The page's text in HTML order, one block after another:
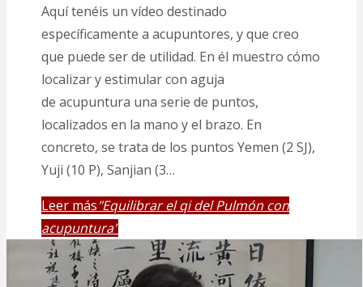
Aquí tenéis un vídeo destinado
específicamente a acupuntores, y que creo
que puede ser de utilidad. En él muestro cómo
localizar y estimular con aguja
de acupuntura una serie de puntos,
localizados en la mano y el brazo. En
concreto, se trata de los puntos Yemen (2 SJ),
Yuji (10 P), Sanjian (3…
Leer más"Equilibrar el qi del Pulmón con
acupuntura"